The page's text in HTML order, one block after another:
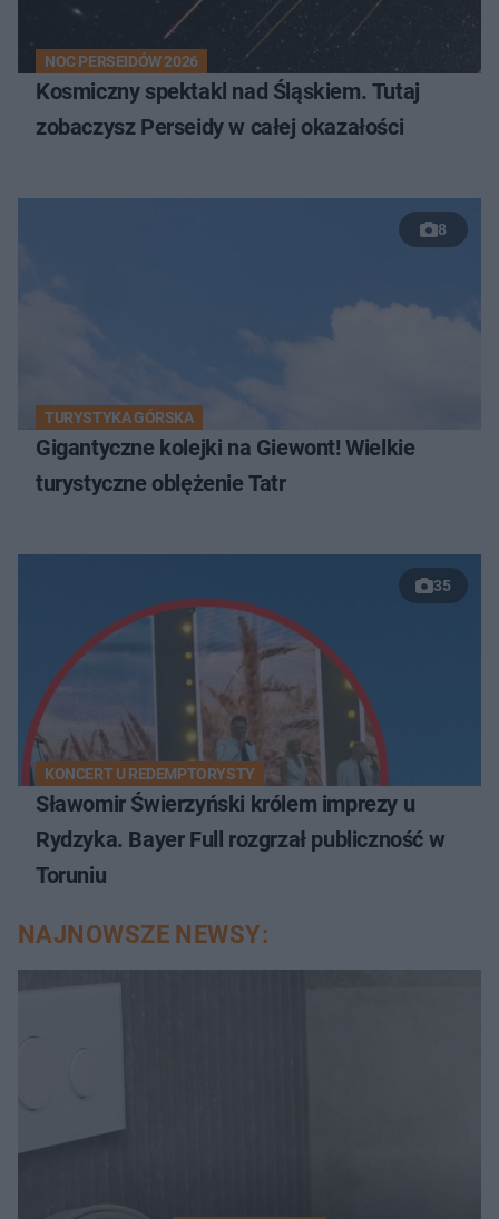
NOC PERSEIDÓW 2026
Kosmiczny spektakl nad Śląskiem. Tutaj
zobaczysz Perseidy w całej okazałości
8
TURYSTYKA GÓRSKA
Gigantyczne kolejki na Giewont! Wielkie
turystyczne oblężenie Tatr
35
KONCERT U REDEMPTORYSTY
Sławomir Świerzyński królem imprezy u
Rydzyka. Bayer Full rozgrzał publiczność w
Toruniu
NAJNOWSZE NEWSY: